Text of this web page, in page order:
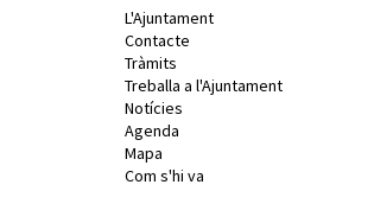
L'Ajuntament
Contacte
Tràmits
Treballa a l'Ajuntament
Notícies
Agenda
Mapa
Com s'hi va